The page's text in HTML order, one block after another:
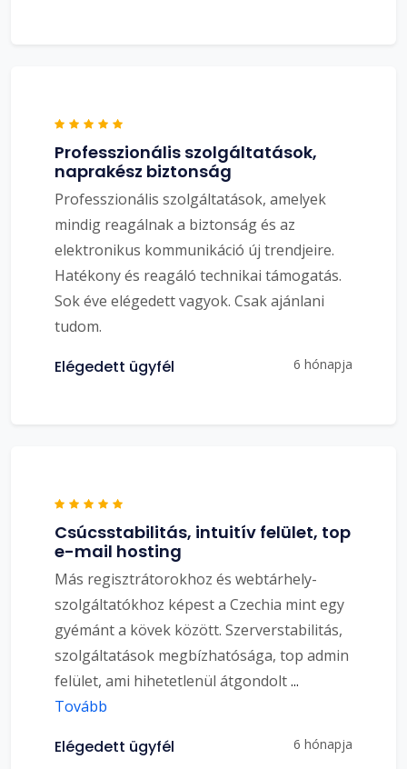
Professzionális szolgáltatások,
naprakész biztonság
Professzionális szolgáltatások, amelyek
mindig reagálnak a biztonság és az
elektronikus kommunikáció új trendjeire.
Hatékony és reagáló technikai támogatás.
Sok éve elégedett vagyok. Csak ajánlani
tudom.
Elégedett ügyfél 6 hónapja
Csúcsstabilitás, intuitív felület, top
e-mail hosting
Más regisztrátorokhoz és webtárhely-
szolgáltatókhoz képest a Czechia mint egy
gyémánt a kövek között. Szerverstabilitás,
szolgáltatások megbízhatósága, top admin
felület, ami hihetetlenül átgondolt...
Tovább
Elégedett ügyfél 6 hónapja